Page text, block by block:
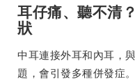
耳仔痛、聽不清
狀
中耳連接外耳和內耳，
題，會引發多種併發症